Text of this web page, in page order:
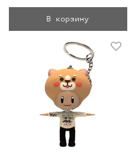
В корзину